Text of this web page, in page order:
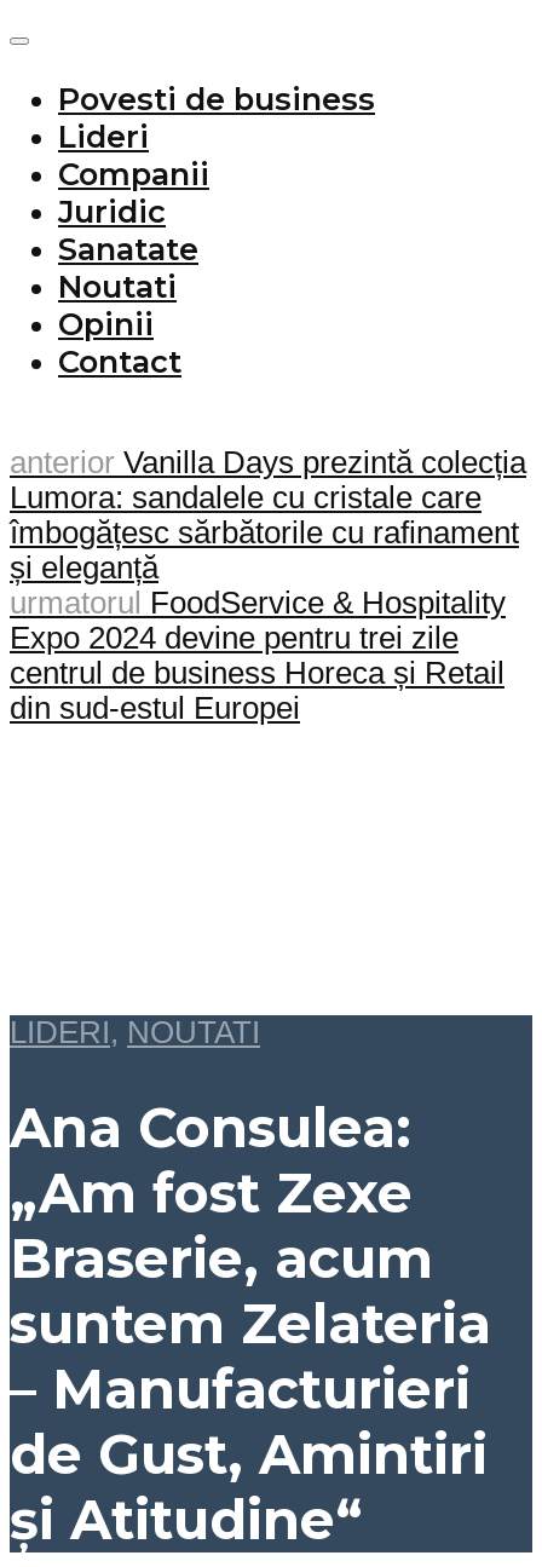
Povesti de business
Lideri
Companii
Juridic
Sanatate
Noutati
Opinii
Contact
anterior Vanilla Days prezintă colecția
Lumora: sandalele cu cristale care
îmbogățesc sărbătorile cu rafinament
și eleganță
urmatorul FoodService & Hospitality
Expo 2024 devine pentru trei zile
centrul de business Horeca și Retail
din sud-estul Europei
LIDERI, NOUTATI
Ana Consulea:
„Am fost Zexe
Braserie, acum
suntem Zelateria
– Manufacturieri
de Gust, Amintiri
și Atitudine“